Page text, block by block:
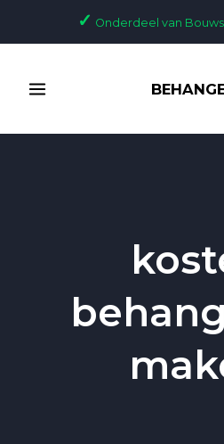
✓ Onderdeel van
MENU